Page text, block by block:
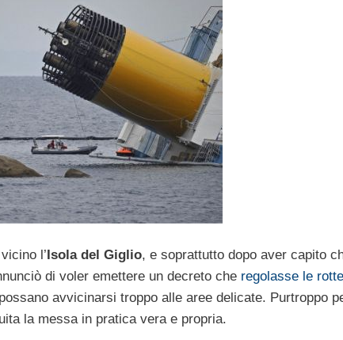
l’Isola del Giglio, e soprattutto dopo aver capito
di voler emettere un decreto che regolasse le
avvicinarsi troppo alle aree delicate. Purtroppo
la messa in pratica vera e propria.